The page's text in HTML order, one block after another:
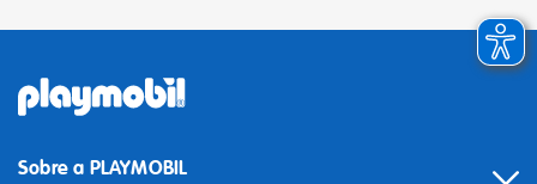
Sobre a PLAYMOBIL